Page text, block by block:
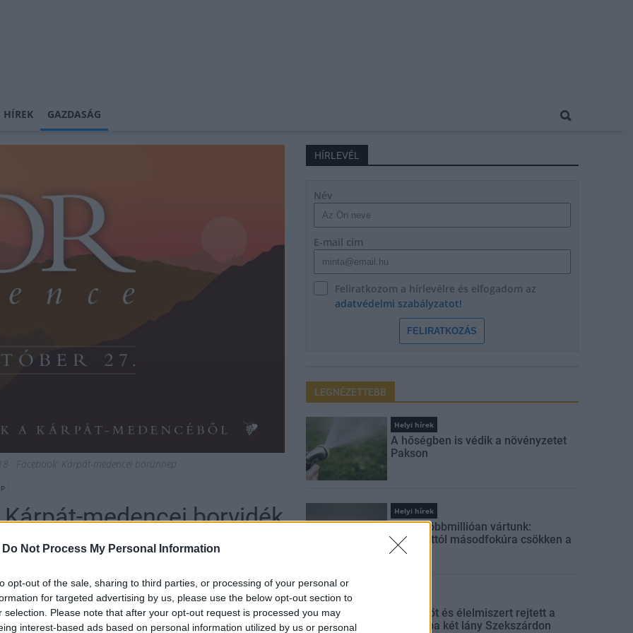
Do Not Process My Personal Information
opt-out of the sale, sharing to third parties, or processing of your personal or
for targeted advertising by us, please use the below opt-out section to
selection. Please note that after your opt-out request is processed you may
interest-based ads based on personal information utilized by us or personal
HÍREK GAZDASÁG
. Facebook: Kárpát-medencei borünnep
medencei borvidék
HÍRLEVÉL
Név
E-mail cím
Feliratkozom a hírlevélre és elfogadom az
adatvédelmi szabályzatot!
FELIRATKOZÁS
LEGNÉZETTEBB
Helyi hírek
A hőségben is védik a növényzetet
Pakson
Helyi hírek
Amire többmillióan vártunk:
szombattól másodfokúra csökken a
riasztás
Parfümöt és élelmiszert rejtett a
táskájába két lány Szekszárdon